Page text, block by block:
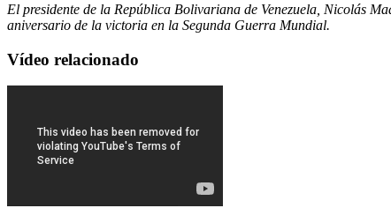
El presidente de la República Bolivariana de Venezuela, Nicolás
aniversario de la victoria en la Segunda Guerra Mundial.
Vídeo relacionado